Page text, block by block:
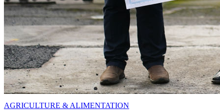
AGRICULTURE & ALIMENTATION